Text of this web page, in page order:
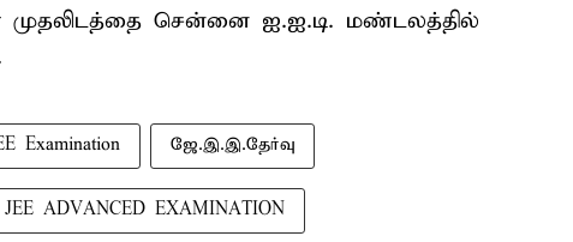
முதலிடத்தை சென்னை ஐ.ஐ.டி. மண்டலத்தில்
Examination ஜே.இ.இ.தேர்வு
JEE ADVANCED EXAMINATION